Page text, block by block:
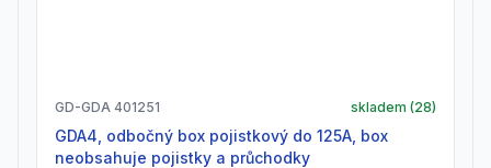
GD-GDA 401251 skladem (28)
GDA4, odbočný box pojistkový do 125A, box
neobsahuje pojistky a průchodky